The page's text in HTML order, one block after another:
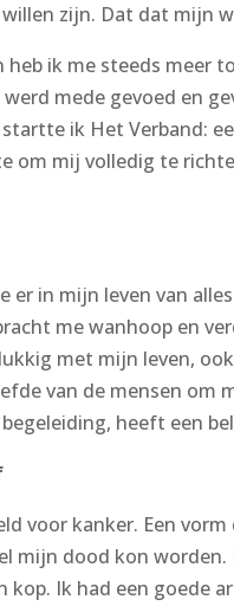
zijn. Dat dat mijn
heb ik me steeds meer
mede gevoed en
ik Het Verband:
om mij volledig te
er in mijn leven van
me wanhoop en
met mijn leven,
van de mensen
heeft een
voor kanker. Een
mijn dood kon
kop. Ik had een goede